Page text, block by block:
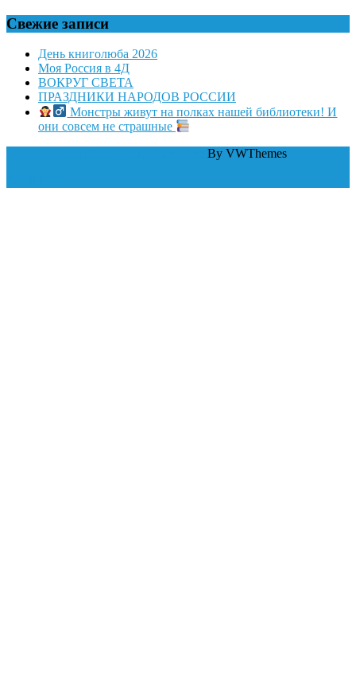
Свежие записи
День книголюба 2026
Моя Россия в 4Д
ВОКРУГ СВЕТА
ПРАЗДНИКИ НАРОДОВ РОССИИ
Монстры живут на полках нашей библиотеки! И
они совсем не страшные
By VWThemes